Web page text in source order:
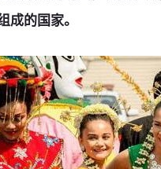
成的国家。